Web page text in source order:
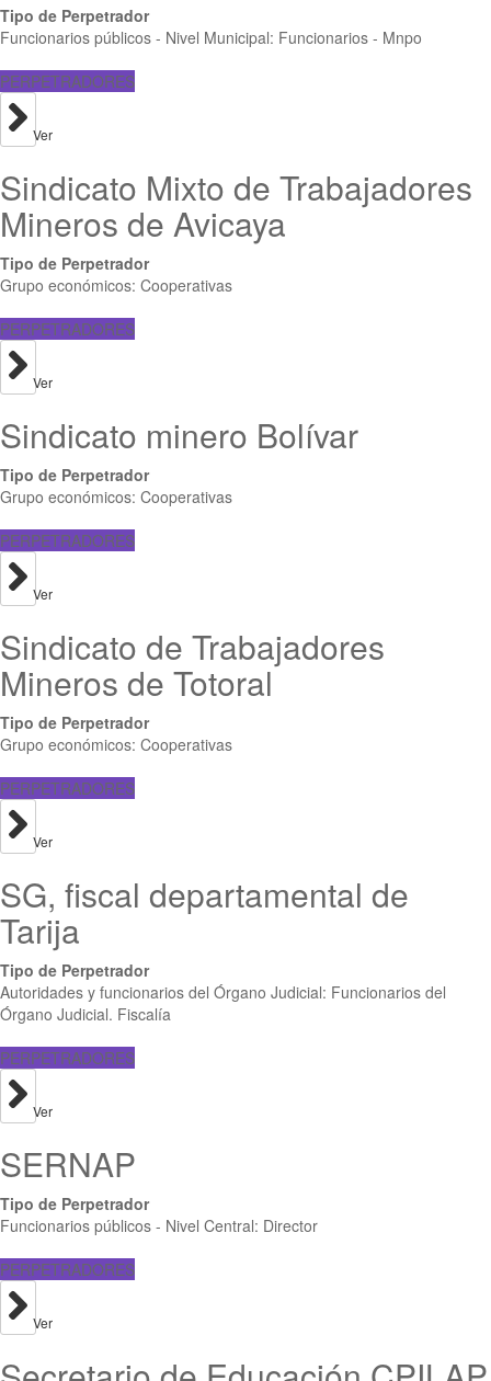
Tipo de Perpetrador
Funcionarios públicos - Nivel Municipal: Funcionarios - Mnpo
PERPETRADORES
Ver
Sindicato Mixto de Trabajadores
Mineros de Avicaya
Tipo de Perpetrador
Grupo económicos: Cooperativas
PERPETRADORES
Ver
Sindicato minero Bolívar
Tipo de Perpetrador
Grupo económicos: Cooperativas
PERPETRADORES
Ver
Sindicato de Trabajadores
Mineros de Totoral
Tipo de Perpetrador
Grupo económicos: Cooperativas
PERPETRADORES
Ver
SG, fiscal departamental de
Tarija
Tipo de Perpetrador
Autoridades y funcionarios del Órgano Judicial: Funcionarios del
Órgano Judicial. Fiscalía
PERPETRADORES
Ver
SERNAP
Tipo de Perpetrador
Funcionarios públicos - Nivel Central: Director
PERPETRADORES
Ver